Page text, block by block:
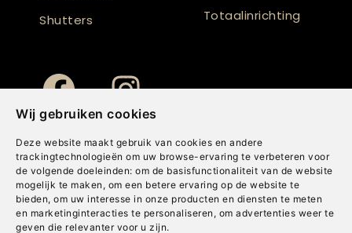
Wij gebruiken cookies
Deze website maakt gebruik van cookies en andere
trackingtechnologieën om uw browse-ervaring te verbeteren voor
de volgende doeleinden: om de basisfunctionaliteit van de website
mogelijk te maken , om een betere ervaring op de website te
bieden, om uw interesse in onze producten en diensten te meten
en marketinginteracties te personaliseren , om advertenties weer te
geven die relevanter voor u zijn.
Shutters
Totaalinrichting